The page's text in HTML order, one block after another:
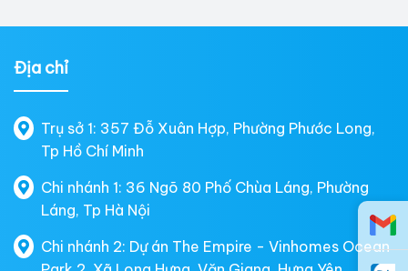
Địa chỉ
Trụ sở 1: 357 Đỗ Xuân Hợp, Phường Phước Long,
Tp Hồ Chí Minh
Chi nhánh 1: 36 Ngõ 80 Phố Chùa Láng, Phường
Láng, Tp Hà Nội
Chi nhánh 2: Dự án The Empire - Vinhomes Ocean